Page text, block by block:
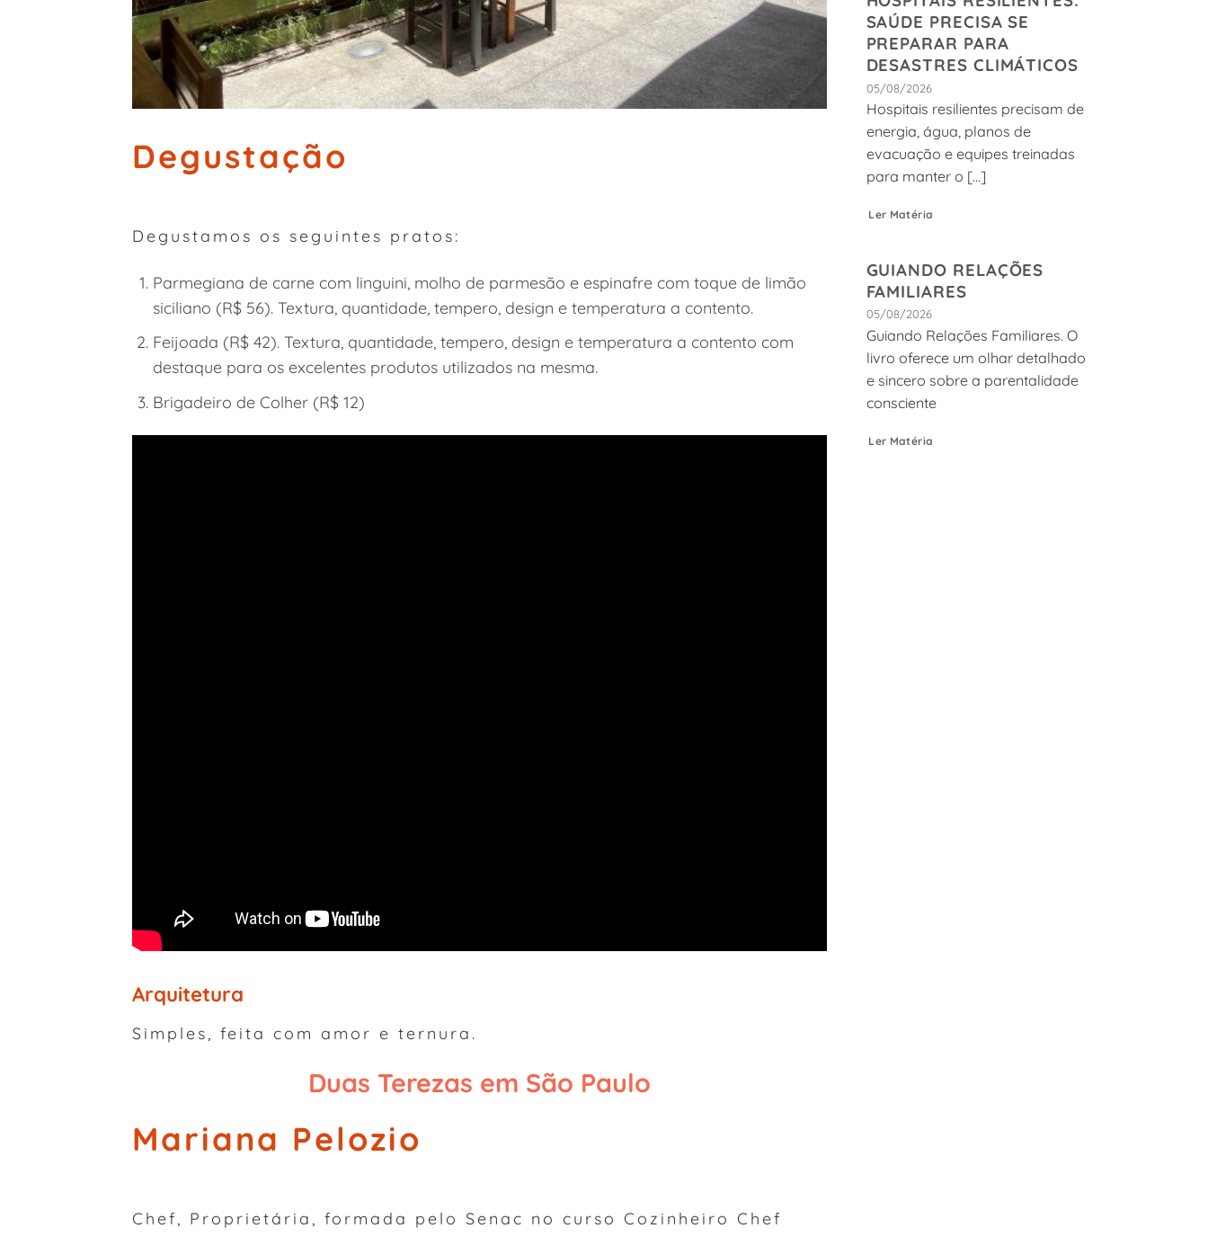
Degustação
Degustamos os seguintes pratos:
Parmegiana de carne com linguini, molho de parmesão e espinafre com toque de limão
siciliano (R$ 56). Textura, quantidade, tempero, design e temperatura a contento.
Feijoada (R$ 42). Textura, quantidade, tempero, design e temperatura a contento com
destaque para os excelentes produtos utilizados na mesma.
Brigadeiro de Colher (R$ 12)
Arquitetura
Simples, feita com amor e ternura.
Duas Terezas em São Paulo
Mariana Pelozio
Chef, Proprietária, formada pelo Senac no curso Cozinheiro Chef
SAÚDE PRECISA SE
PREPARAR PARA
DESASTRES CLIMÁTICOS
05/08/2026
Hospitais resilientes precisam de
energia, água, planos de
evacuação e equipes treinadas
para manter o [...]
Ler Matéria
GUIANDO RELAÇÕES
FAMILIARES
05/08/2026
Guiando Relações Familiares. O
livro oferece um olhar detalhado
e sincero sobre a parentalidade
consciente
Ler Matéria